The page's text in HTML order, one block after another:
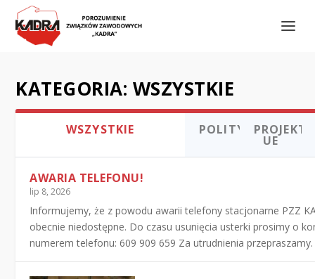
KATEGORIA: WSZYSTKIE
WSZYSTKIE POLITYKAPROJEKTY
UE
AWARIA TELEFONU!
lip 8, 2026
Informujemy, że z powodu awarii telefony stacjonarne PZZ
obecnie niedostępne. Do czasu usunięcia usterki prosimy o
numerem telefonu: 609 909 659 Za utrudnienia przepraszamy.